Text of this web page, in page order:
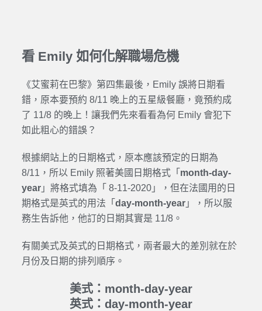
看 Emily 如何化解職場危機
《艾蜜莉在巴黎》第四集最後，Emily 誤將日期看
錯，原本要預約 8/11 晚上的五星級餐廳，竟預約成
了 11/8 的晚上！讓我們先來看看為何 Emily 會犯下
如此粗心的錯誤？
根據網站上的日期格式，原本應該預定的日期為
8/11，所以 Emily 照著美國日期格式「 month-day-
year」將格式填為「 8-11-2020」，但在法國用的日
期格式是英式的用法「 day-month-year」，所以服
務生告訴他，他訂的日期其實是 11/8。
有關美式及英式的日期格式，兩者最大的差別就在於
月份及日期的排列順序。
美式：month-day-year
英式：day-month-year